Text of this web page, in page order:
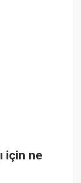
için ne